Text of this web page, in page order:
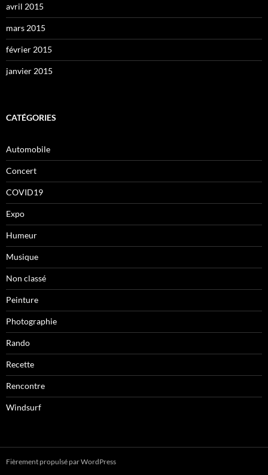
avril 2015
mars 2015
février 2015
janvier 2015
CATÉGORIES
Automobile
Concert
COVID19
Expo
Humeur
Musique
Non classé
Peinture
Photographie
Rando
Recette
Rencontre
Windsurf
Fièrement propulsé par WordPress